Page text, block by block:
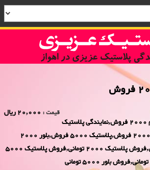
قیمت : 20,000 ریال
فروش ویژه کیسه آب گرم 2000 فروش,نمایندگی پلاستیک
عزیزی در اهواز,پلاستیک 2000 فروش,پلاستیک 5000 فروش,بلور 2000
فروش,بلور 5000 فروش,فروش پلاستیک 2000 تومانی,فروش پلاستیک 5000